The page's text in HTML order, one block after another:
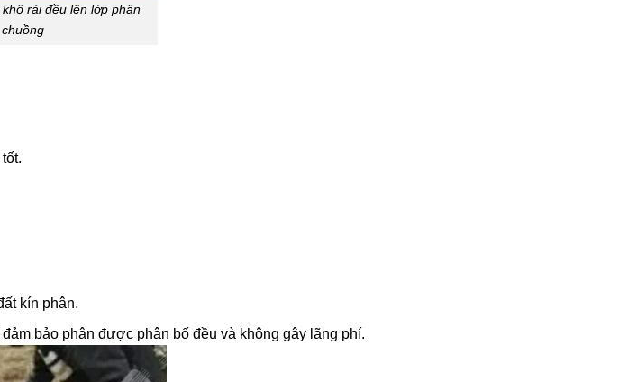
rải đều lên lớp phân
chuồng
kín phân.
bảo phân được phân bố đều và không gây lãng phí.